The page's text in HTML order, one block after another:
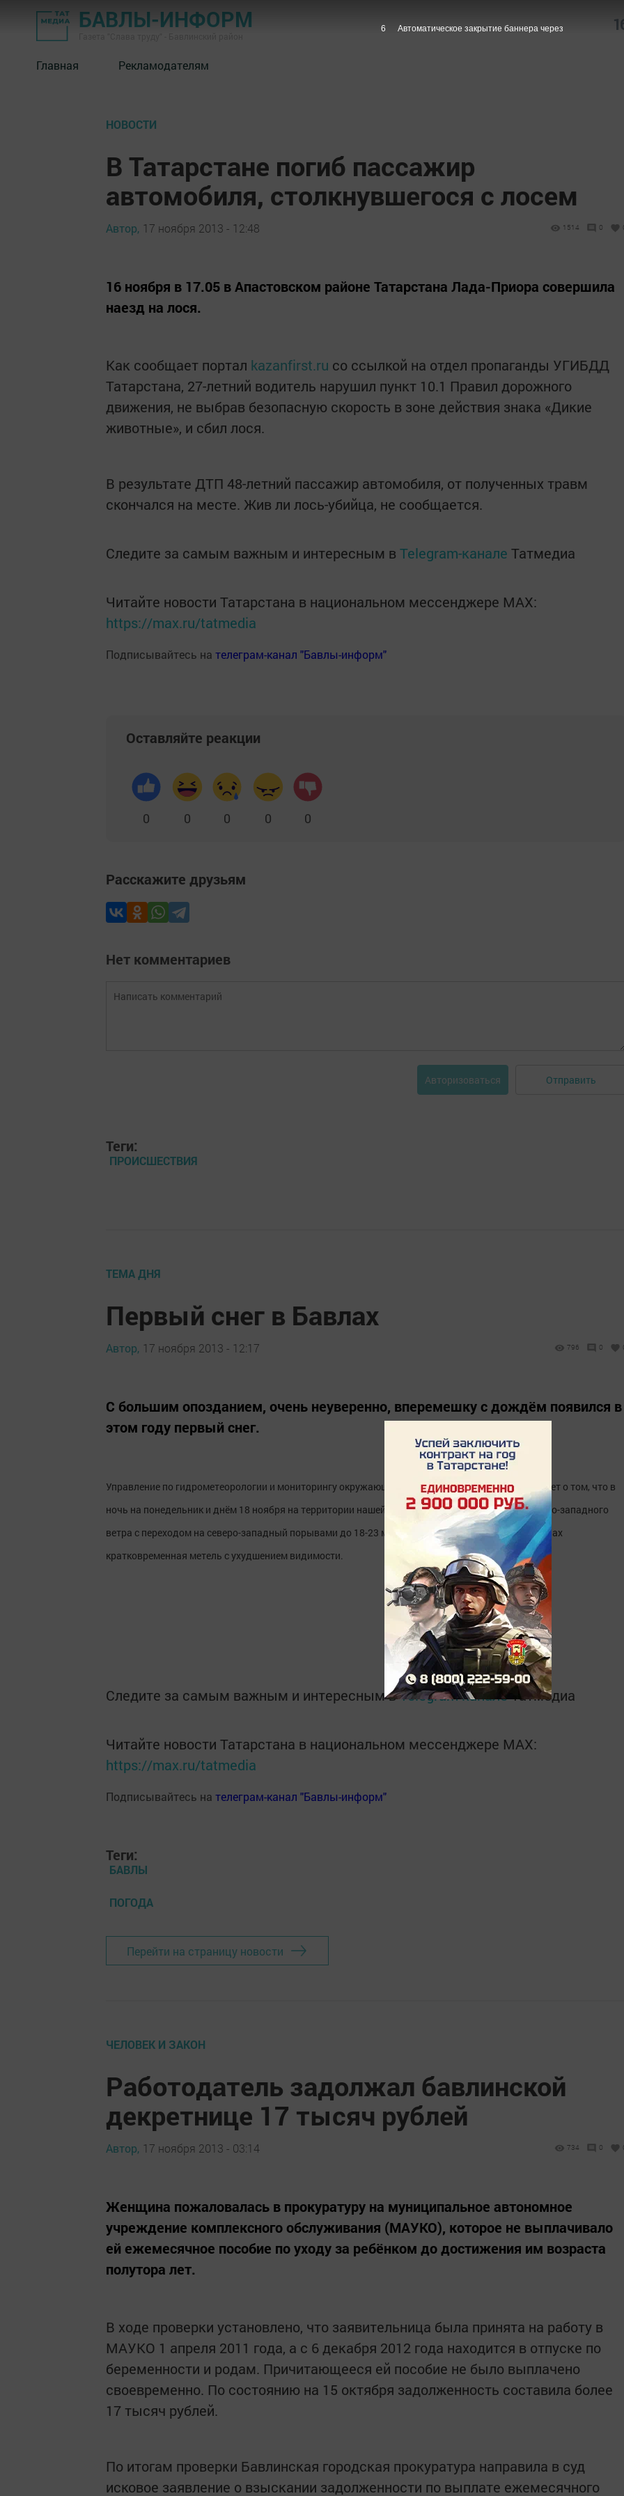
БАВЛЫ-ИНФОРМ
Главная Рекламодателям
НОВОСТИ
В Татарстане погиб пассажир
автомобиля, столкнувшегося с лосем
Автор, 17 ноября 2013 - 12:48 1514 0
16 ноября в 17.05 в Апастовском районе Татарстана Лада-Приора совершила
наезд на лося.
Как сообщает портал kazanfirst.ru со ссылкой на отдел пропаганды УГИБДД
Татарстана, 27-летний водитель нарушил пункт 10.1 Правил дорожного
движения, не выбрав безопасную скорость в зоне действия знака «Дикие
животные», и сбил лося.
В результате ДТП 48-летний пассажир автомобиля, от полученных травм
скончался на месте. Жив ли лось-убийца, не сообщается.
Следите за самым важным и интересным в Telegram-канале Татмедиа
Читайте новости Татарстана в национальном мессенджере MАХ:
https://max.ru/tatmedia
Подписывайтесь на телеграм-канал "Бавлы-информ"
Оставляйте реакции
0 0 0 0 0
Расскажите друзьям
Нет комментариев
Авторизоваться Отправить
Теги:
ПРОИСШЕСТВИЯ
ТЕМА ДНЯ
Первый снег в Бавлах
Автор, 17 ноября 2013 - 12:17 796 0
С большим опозданием, очень неуверенно, вперемешку с дождём появился в
этом году первый снег.
Управление по гидрометеорологии и мониторингу окружающей среды Татарстана предупреждает о том, что в
ночь на понедельник и днём 18 ноября на территории нашей республики ожидается усиление юго-западного
ветра с переходом на северо-западный порывами до 18-23 метров в секунду, в отдельных районах
кратковременная метель с ухудшением видимости.
Следите за самым важным и интересным вTelegram-каналеТатмедиа
Читайте новости Татарстана в национальном мессенджере MАХ:
https://max.ru/tatmedia
Подписывайтесь на телеграм-канал "Бавлы-информ"
Теги:
БАВЛЫ
ПОГОДА
Перейти на страницу новости
ЧЕЛОВЕК И ЗАКОН
Работодатель задолжал бавлинской
декретнице 17 тысяч рублей
Автор, 17 ноября 2013 - 03:14 734 0
Женщина пожаловалась в прокуратуру на муниципальное автономное
учреждение комплексного обслуживания (МАУКО), которое не выплачивало
ей ежемесячное пособие по уходу за ребёнком до достижения им возраста
полутора лет.
В ходе проверки установлено, что заявительница была принята на работу в
МАУКО 1 апреля 2011 года, а с 6 декабря 2012 года находится в отпуске по
беременности и родам. Причитающееся ей пособие не было выплачено
своевременно. По состоянию на 15 октября задолженность составила более
17 тысяч рублей.
По итогам проверки Бавлинская городская прокуратура направила в суд
исковое заявление о взыскании задолженности по выплате ежемесячного
5 Автоматическое закрытие баннера через